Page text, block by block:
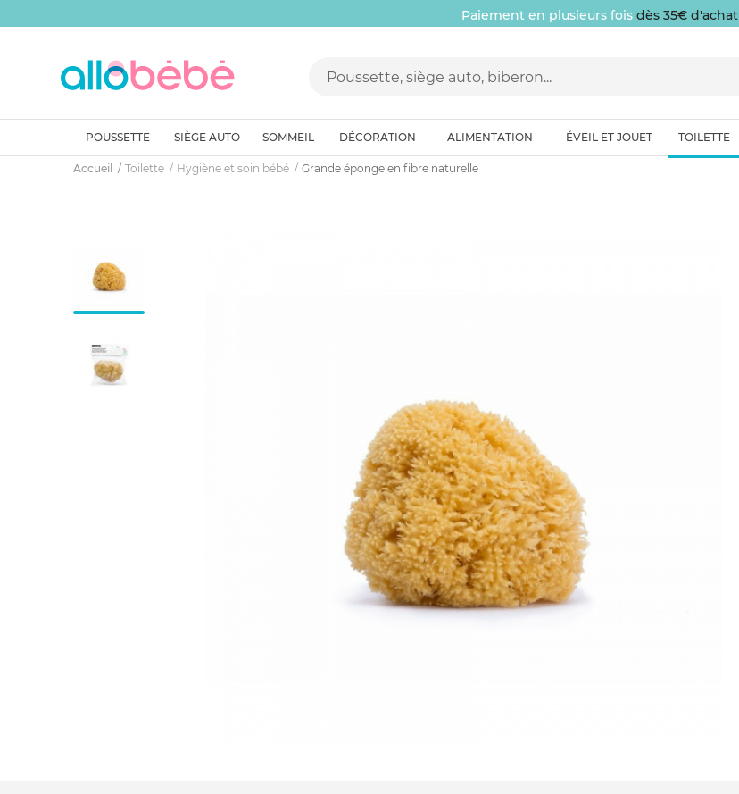
Paiement en plusieurs fois dès 35€ d'achat
POUSSETTE SIÈGE AUTO SOMMEIL DÉCORATION ALIMENTATION ÉVEIL ET JOUET TOILETTE
Accueil Toilette Hygiène et soin bébé Grande éponge en fibre naturelle